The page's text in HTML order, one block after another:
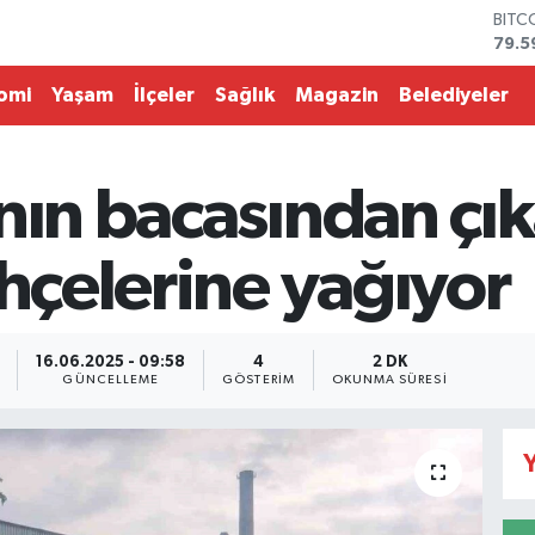
Yaşam İlçeler Sağlık Magazin Belediyeler
bacasından
yağıyor
16.06.2025 - 09:58
GÜNCELLEME
4
GÖSTERIM
2 DK
OKUNMA SÜRESI